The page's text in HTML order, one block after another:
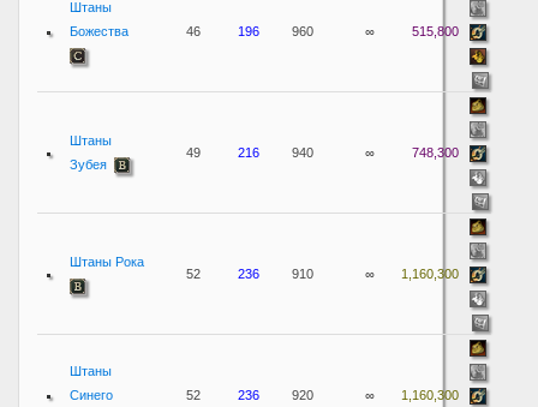
Штаны
Божества
46 196 960 ∞ 515,800
Штаны
Зубея
49 216 940 ∞ 748,300
Штаны Рока
52
236 910 ∞ 1,160,300
Штаны
Синего
52 236 920 ∞ 1,160,300